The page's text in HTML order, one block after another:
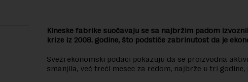
Kineske fabrike suočavaju se sa najbržim padom
krize iz 2008. godine, što podstiče zabrinutost da je
Sveži ekonomski podaci pokazuju da se proizvodna
smanjila, već treći mesec za redom, najbrže u tri godine,